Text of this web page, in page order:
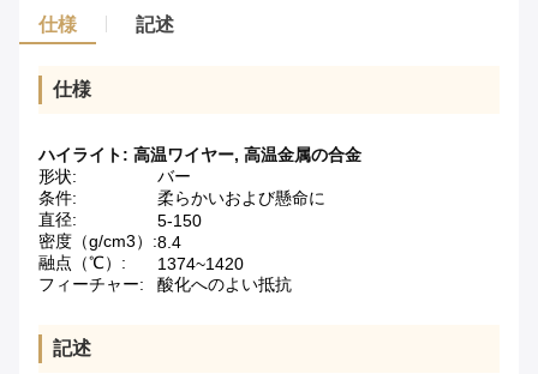
仕様 記述
仕様
ハイライト: 高温ワイヤー, 高温金属の合金
形状:
バー
条件:
柔らかいおよび懸命に
直径:
5-150
密度（g/cm3）:8.4
融点（℃）:
1374~1420
フィーチャー:
酸化へのよい抵抗
記述